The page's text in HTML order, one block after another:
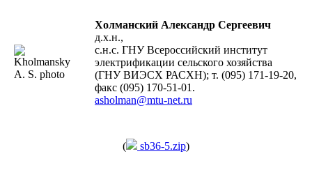
Холманский Александр Сергеевич
д.х.н.,
с.н.с. ГНУ Всероссийский институт
электрификации сельского хозяйства
(ГНУ ВИЭСХ РАСХН); т. (095) 171-19-20,
факс (095) 170-51-01.
asholman@mtu-net.ru
( sb36-5.zip)